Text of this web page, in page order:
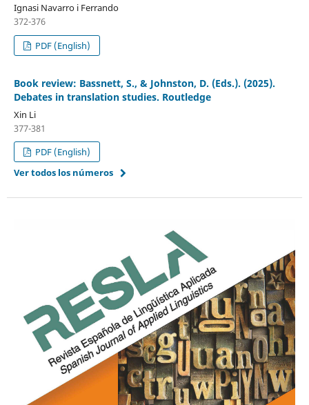
Ignasi Navarro i Ferrando
372-376
PDF (English)
Book review: Bassnett, S., & Johnston, D. (Eds.). (2025).
Debates in translation studies. Routledge
Xin Li
377-381
PDF (English)
Ver todos los números